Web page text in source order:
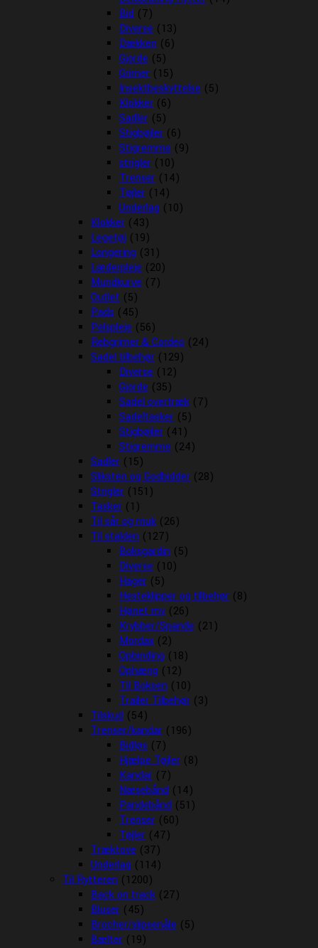
Bid (7)
Diverse (13)
Dækken (6)
Gjorde (5)
Grimer (15)
Insektbeskyttelse (5)
Klokker (6)
Sadler (5)
Stigbøjler (6)
Stigremme (9)
strigler (10)
Trenser (14)
Tøjler (14)
Underlag (10)
Klokker (43)
Legetøj (19)
Longering (31)
Læderpleje (20)
Mundkurve (7)
Outlet (5)
Pads (45)
Pelspleje (56)
Rebgrimer & Cordeo (24)
Sadel tilbehør (129)
Diverse (12)
Gjorde (35)
Sadel overtræk (7)
Sadeltasker (5)
Stigbøjler (41)
Stigremme (24)
Sadler (15)
Sliksten og Godbidder (28)
Strigler (151)
Tasker (1)
Til sår og muk (26)
Til stalden (127)
Boksgardin (5)
Diverse (10)
Hager (5)
Hesteklipper og tilbehør (8)
Hønet mv (26)
Krybber/Spande (21)
Mordax (2)
Opbinding (18)
Ophæng (12)
Til Boksen (10)
Trailer Tilbehør (3)
Tilskud (54)
Trenser/kandar (196)
Bidløs (7)
Hjælpe Tøjler (8)
Kandar (7)
Næsebånd (14)
Pandebånd (51)
Trenser (60)
Tøjler (47)
Træktove (37)
Underlag (114)
Til Rytteren (1200)
Back on track (27)
Bluser (45)
Brocher/slipsenåle (5)
Bælter (19)